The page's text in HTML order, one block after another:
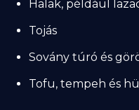
Halak, például
Tojás
Sovány túró és
Tofu, tempeh és